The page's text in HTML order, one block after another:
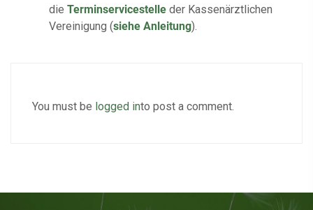
die Terminservicestelle der Kassenärztlichen
Vereinigung (siehe Anleitung).
You must be logged into post a comment.